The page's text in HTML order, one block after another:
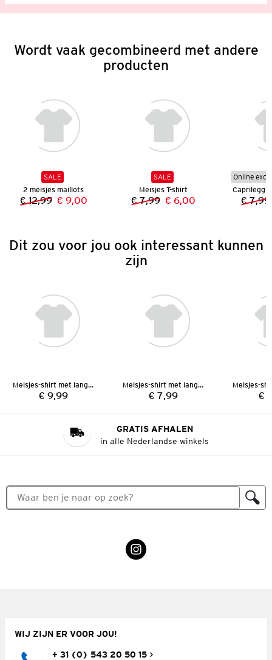
Wordt vaak gecombineerd met andere
producten
SALE
2 meisjes maillots
Vorige prijs:
€ 12,99 Nieuwe prijs:
€ 9,00
SALE
Meisjes T-shirt
Vorige prijs:
€ 7,99 Nieuwe prijs:
€ 6,00
Online
€ 7,99
Dit zou voor jou ook interessant kunnen
zijn
Meisjes-shirt met lange mouwen
Prijs:
€ 9,99
Meisjes-shirt met lange mouwen
Prijs:
€ 7,99 €
GRATIS AFHALEN
in alle Nederlandse winkels
WIJ ZIJN ER VOOR JOU!
+ 31 (0) 543 20 50 15